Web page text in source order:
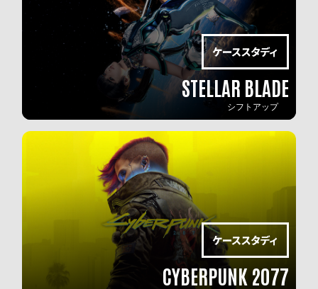
STELLAR BLADE
シフトアップ
CYBERPUNK 2077